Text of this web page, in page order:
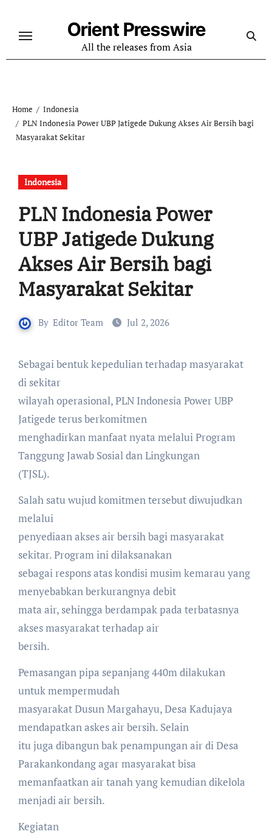
content
Orient Presswire
All the releases from Asia
Home
Indonesia
PLN Indonesia Power UBP Jatigede Dukung Akses Air Bersih bagi
Masyarakat Sekitar
Indonesia
PLN Indonesia Power
UBP Jatigede Dukung
Akses Air Bersih bagi
Masyarakat Sekitar
By Editor Team Jul 2, 2026
Sebagai bentuk kepedulian terhadap masyarakat
di sekitar
wilayah operasional, PLN Indonesia Power UBP
Jatigede terus berkomitmen
menghadirkan manfaat nyata melalui Program
Tanggung Jawab Sosial dan Lingkungan
(TJSL).
Salah satu wujud komitmen tersebut diwujudkan
melalui
penyediaan akses air bersih bagi masyarakat
sekitar. Program ini dilaksanakan
sebagai respons atas kondisi musim kemarau yang
menyebabkan berkurangnya debit
mata air, sehingga berdampak pada terbatasnya
akses masyarakat terhadap air
bersih.
Pemasangan pipa sepanjang 440m dilakukan
untuk mempermudah
masyarakat Dusun Margahayu, Desa Kadujaya
mendapatkan askes air bersih. Selain
itu juga dibangun bak penampungan air di Desa
Parakankondang agar masyarakat bisa
memanfaatkan air tanah yang kemudian dikelola
menjadi air bersih.
Kegiatan